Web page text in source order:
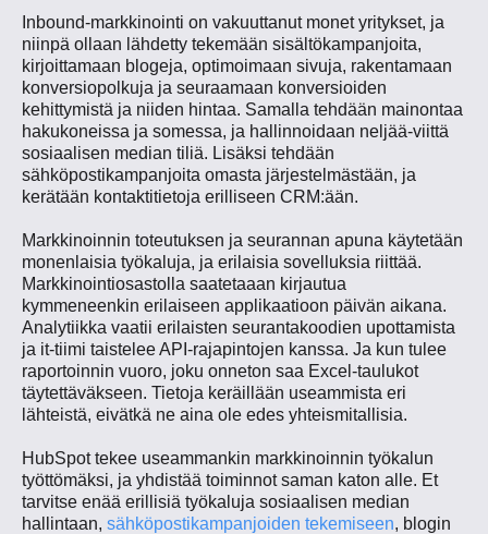
Inbound-markkinointi on vakuuttanut monet yritykset, ja
niinpä ollaan lähdetty tekemään sisältökampanjoita,
kirjoittamaan blogeja, optimoimaan sivuja, rakentamaan
konversiopolkuja ja seuraamaan konversioiden
kehittymistä ja niiden hintaa. Samalla tehdään mainontaa
hakukoneissa ja somessa, ja hallinnoidaan neljää-viittä
sosiaalisen median tiliä. Lisäksi tehdään
sähköpostikampanjoita omasta järjestelmästään, ja
kerätään kontaktitietoja erilliseen CRM:ään.
Markkinoinnin toteutuksen ja seurannan apuna käytetään
monenlaisia työkaluja, ja erilaisia sovelluksia riittää.
Markkinointiosastolla saatetaaan kirjautua
kymmeneenkin erilaiseen applikaatioon päivän aikana.
Analytiikka vaatii erilaisten seurantakoodien upottamista
ja it-tiimi taistelee API-rajapintojen kanssa. Ja kun tulee
raportoinnin vuoro, joku onneton saa Excel-taulukot
täytettäväkseen. Tietoja keräillään useammista eri
lähteistä, eivätkä ne aina ole edes yhteismitallisia.
HubSpot tekee useammankin markkinoinnin työkalun
työttömäksi, ja yhdistää toiminnot saman katon alle. Et
tarvitse enää erillisiä työkaluja sosiaalisen median
hallintaan, sähköpostikampanjoiden tekemiseen, blogin